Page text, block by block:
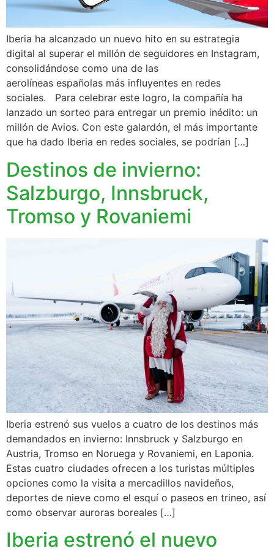
Iberia ha alcanzado un nuevo hito en su estrategia
digital al superar el millón de seguidores en Instagram,
consolidándose como una de las
aerolíneas españolas más influyentes en redes
sociales. Para celebrar este logro, la compañía ha
lanzado un sorteo para entregar un premio inédito: un
millón de Avios. Con este galardón, el más importante
que ha dado Iberia en redes sociales, se podrían […]
Destinos de invierno:
Salzburgo, Innsbruck,
Tromso y Rovaniemi
Iberia estrenó sus vuelos a cuatro de los destinos más
demandados en invierno: Innsbruck y Salzburgo en
Austria, Tromso en Noruega y Rovaniemi, en Laponia.
Estas cuatro ciudades ofrecen a los turistas múltiples
opciones como la visita a mercadillos navideños,
deportes de nieve como el esquí o paseos en trineo, así
como observar auroras boreales […]
Iberia estrenó el nuevo